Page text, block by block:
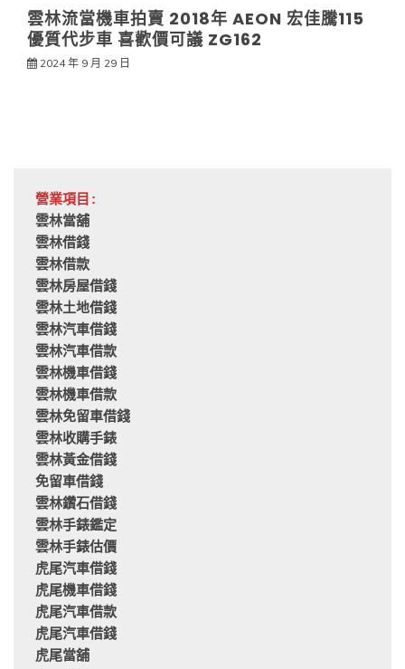
雲林流當機車拍賣 2018年 AEON 宏佳騰115
優質代步車 喜歡價可議 ZG162
2024 年 9 月 29 日
營業項目:
雲林當舖
雲林借錢
雲林借款
雲林房屋借錢
雲林土地借錢
雲林汽車借錢
雲林汽車借款
雲林機車借錢
雲林機車借款
雲林免留車借錢
雲林收購手錶
雲林黃金借錢
免留車借錢
雲林鑽石借錢
雲林手錶鑑定
雲林手錶估價
虎尾汽車借錢
虎尾機車借錢
虎尾汽車借款
虎尾汽車借錢
虎尾當舖